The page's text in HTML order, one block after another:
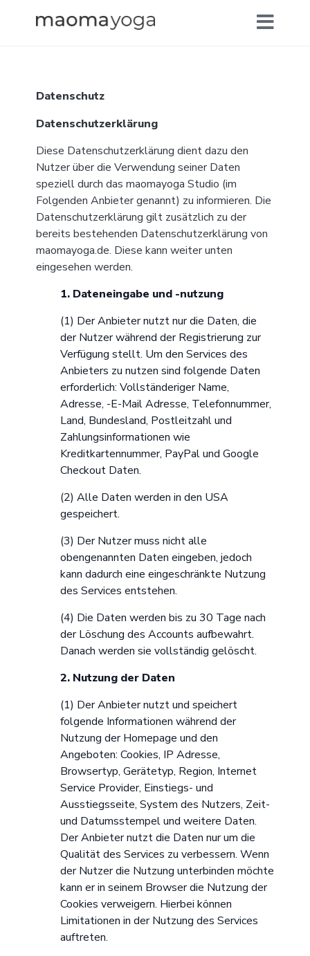
Datenschutz
Datenschutzerklärung
Diese Datenschutzerklärung dient dazu den
Nutzer über die Verwendung seiner Daten
speziell durch das maomayoga Studio (im
Folgenden Anbieter genannt) zu informieren. Die
Datenschutzerklärung gilt zusätzlich zu der
bereits bestehenden Datenschutzerklärung von
maomayoga.de. Diese kann weiter unten
eingesehen werden.
1. Dateneingabe und -nutzung
(1) Der Anbieter nutzt nur die Daten, die
der Nutzer während der Registrierung zur
Verfügung stellt. Um den Services des
Anbieters zu nutzen sind folgende Daten
erforderlich: Vollständeriger Name,
Adresse, -E-Mail Adresse, Telefonnummer,
Land, Bundesland, Postleitzahl und
Zahlungsinformationen wie
Kreditkartennummer, PayPal und Google
Checkout Daten.
(2) Alle Daten werden in den USA
gespeichert.
(3) Der Nutzer muss nicht alle
obengenannten Daten eingeben, jedoch
kann dadurch eine eingeschränkte Nutzung
des Services entstehen.
(4) Die Daten werden bis zu 30 Tage nach
der Löschung des Accounts aufbewahrt.
Danach werden sie vollständig gelöscht.
2. Nutzung der Daten
(1) Der Anbieter nutzt und speichert
folgende Informationen während der
Nutzung der Homepage und den
Angeboten: Cookies, IP Adresse,
Browsertyp, Gerätetyp, Region, Internet
Service Provider, Einstiegs- und
Ausstiegsseite, System des Nutzers, Zeit-
und Datumsstempel und weitere Daten.
Der Anbieter nutzt die Daten nur um die
Qualität des Services zu verbessern. Wenn
der Nutzer die Nutzung unterbinden möchte
kann er in seinem Browser die Nutzung der
Cookies verweigern. Hierbei können
Limitationen in der Nutzung des Services
auftreten.